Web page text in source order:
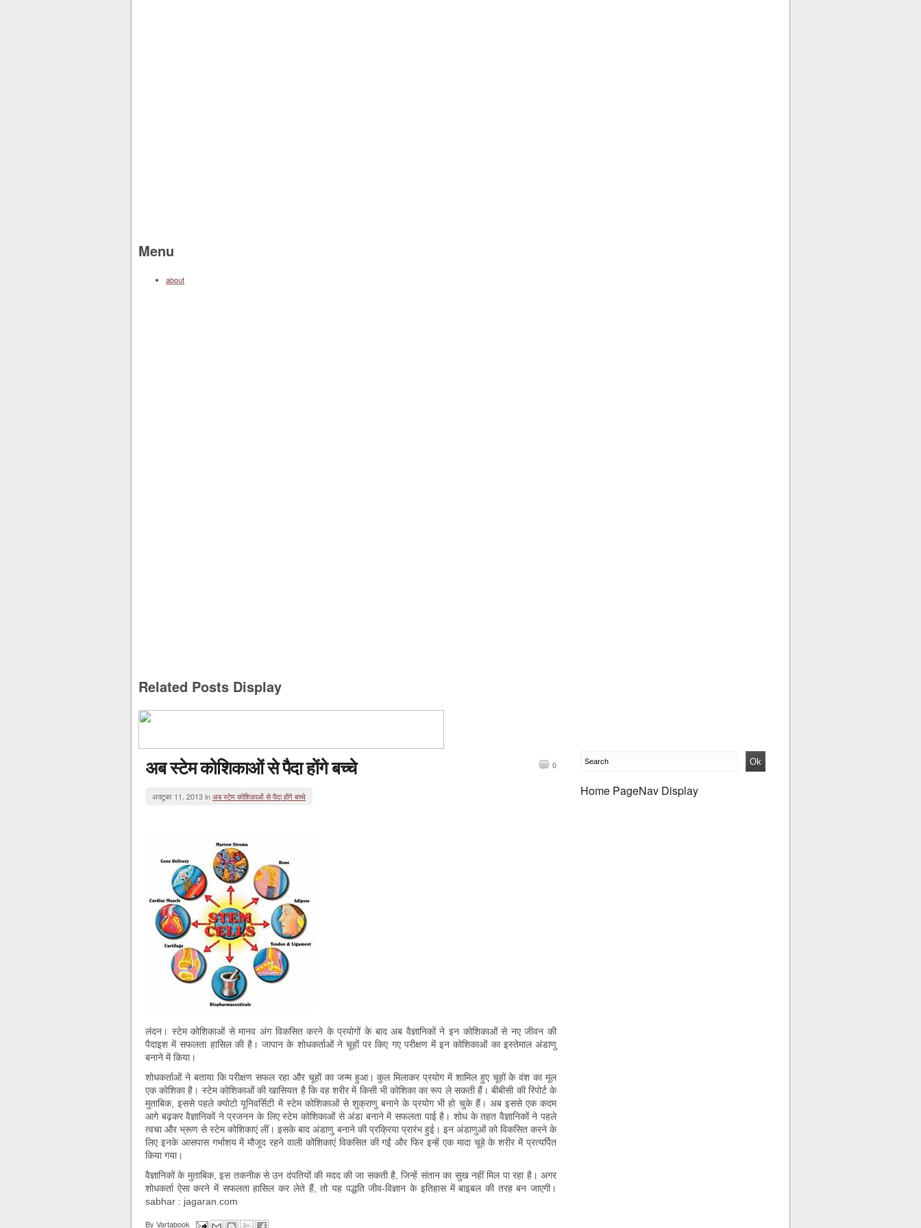
Menu
about
Related Posts Display
अब स्टेम कोशिकाओं से पैदा होंगे बच्चे 0
अक्टूबर 11, 2013 inअब स्टेम कोशिकाओं से पैदा होंगे बच्चे
लंदन। स्टेम कोशिकाओं से मानव अंग विकसित करने के प्रयोगों के बाद अब वैज्ञानिकों ने इन कोशिकाओं से नए जीवन की
पैदाइश में सफलता हासिल की है। जापान के शोधकर्ताओं ने चूहों पर किए गए परीक्षण में इन कोशिकाओं का इस्तेमाल अंडाणु
बनाने में किया।
शोधकर्ताओं ने बताया कि परीक्षण सफल रहा और चूहों का जन्म हुआ। कुल मिलाकर प्रयोग में शामिल हुए चूहों के वंश का मूल
एक कोशिका है। स्टेम कोशिकाओं की खासियत है कि वह शरीर में किसी भी कोशिका का रूप ले सकती हैं। बीबीसी की रिपोर्ट के
मुताबिक, इससे पहले क्योटो यूनिवर्सिटी में स्टेम कोशिकाओं से शुक्राणु बनाने के प्रयोग भी हो चुके हैं। अब इससे एक कदम
आगे बढ़कर वैज्ञानिकों ने प्रजनन के लिए स्टेम कोशिकाओं से अंडा बनाने में सफलता पाई है। शोध के तहत वैज्ञानिकों ने पहले
त्वचा और भ्रूण से स्टेम कोशिकाएं लीं। इसके बाद अंडाणु बनाने की प्रक्रिया प्रारंभ हुई। इन अंडाणुओं को विकसित करने के
लिए इनके आसपास गर्भाशय में मौजूद रहने वाली कोशिकाएं विकसित की गईं और फिर इन्हें एक मादा चूहे के शरीर में प्रत्यर्पित
किया गया।
वैज्ञानिकों के मुताबिक, इस तकनीक से उन दंपतियों की मदद की जा सकती है, जिन्हें संतान का सुख नहीं मिल पा रहा है। अगर
शोधकर्ता ऐसा करने में सफलता हासिल कर लेते हैं, तो यह पद्धति जीव-विज्ञान के इतिहास में बाइबल की तरह बन जाएगी।
sabhar : jagaran.com
By Vartabook
Home PageNav Display